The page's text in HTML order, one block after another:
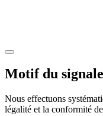
Motif du
Nous effectuons
légalité et la conformité